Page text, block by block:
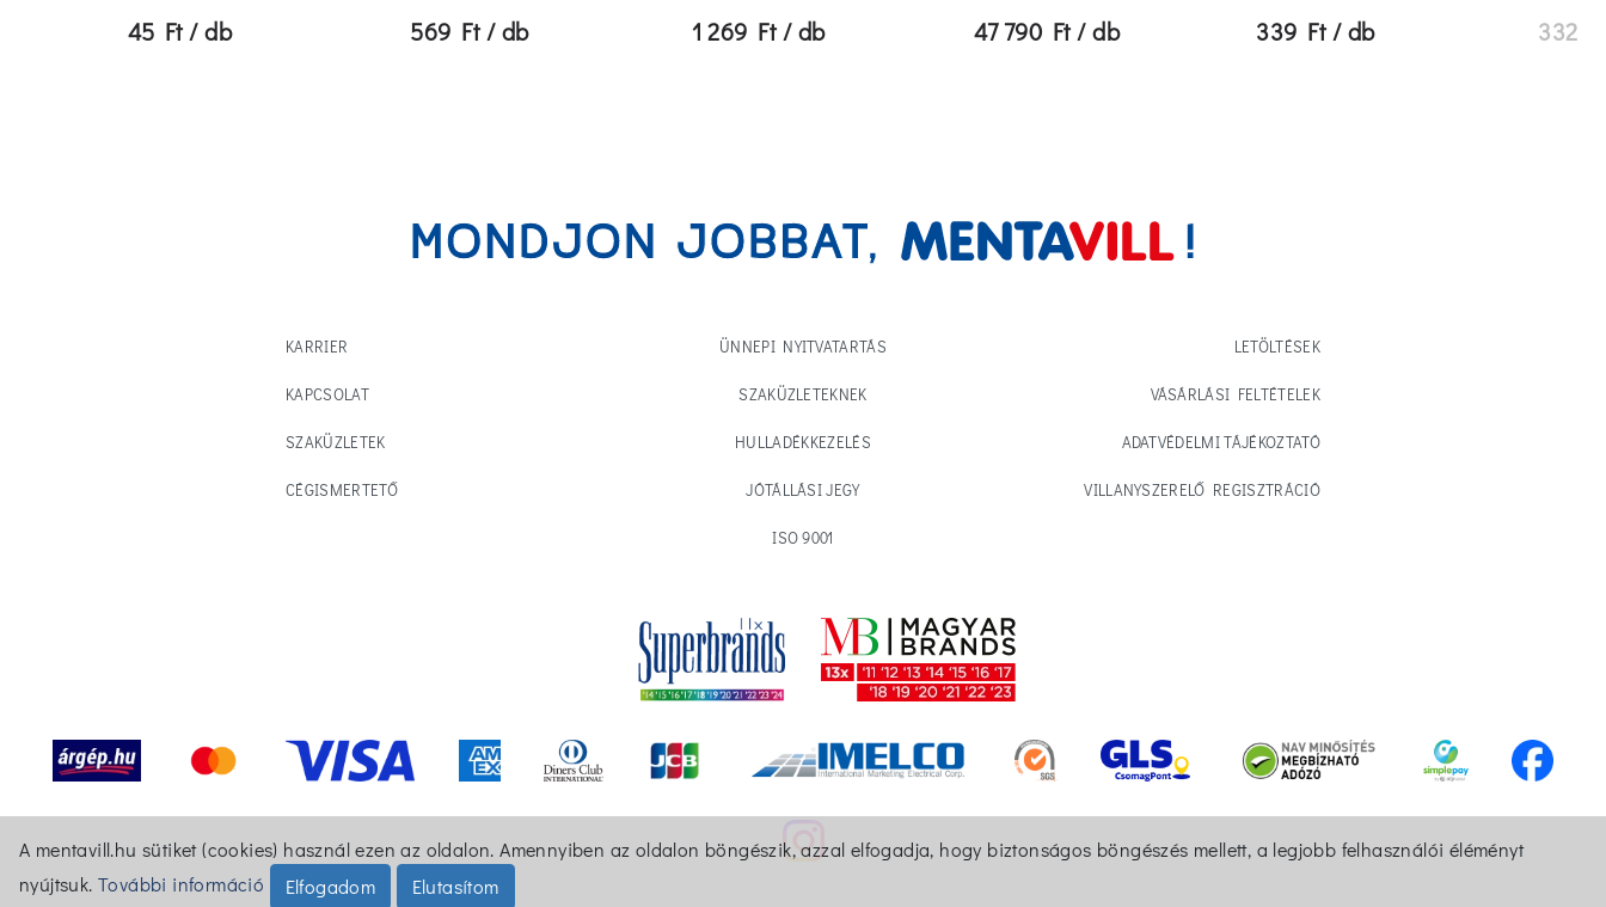
45 Ft / db 569 Ft / db 1 269 Ft / db 47 790 Ft / db 339 Ft / db 332
KARRIER
KAPCSOLAT
SZAKÜZLETEK
CÉGISMERTETŐ
ÜNNEPI NYITVATARTÁS
SZAKÜZLETEKNEK
HULLADÉKKEZELÉS
JÓTÁLLÁSI JEGY
ISO 9001
LETÖLTÉSEK
VÁSÁRLÁSI FELTÉTELEK
ADATVÉDELMI TÁJÉKOZTATÓ
VILLANYSZERELŐ REGISZTRÁCIÓ
A mentavill.hu sütiket (cookies) használ ezen az oldalon. Amennyiben az oldalon böngészik, azzal elfogadja, hogy biztonságos böngészés mellett, a legjobb felhasználói éléményt
nyújtsuk.További információ Elfogadom Elutasítom